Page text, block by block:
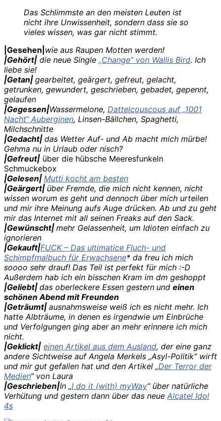
Das Schlimmste an den meisten Leuten ist
nicht ihre Unwissenheit, sondern dass sie so
vieles wissen, was gar nicht stimmt.
|Gesehen| wie aus Raupen Motten werden!
|Gehört| die neue Single „Change“ von Wallis Bird. Ich
liebe sie!
|Getan| gearbeitet, geärgert, gefreut, gelacht,
getrunken, gewundert, geschrieben, gebadet, gepennt,
gelaufen
|Gegessen|Wassermelone, Dattelcouscous auf „1001
Nacht“ Auberginen, Linsen-Bällchen, Spaghetti,
Milchschnitte
|Gedacht| das Wetter Auf- und Ab macht mich mürbe!
Gehma nu in Urlaub oder nisch?
|Gefreut| über die hübsche Meeresfunkeln
Schmuckebox
|Gelesen| Mutti kocht am besten
|Geärgert| über Fremde, die mich nicht kennen, nicht
wissen worum es geht und dennoch über mich urteilen
und mir ihre Meinung aufs Auge drücken. Ab und zu geht
mir das Internet mit all seinen Freaks auf den Sack.
|Gewünscht| mehr Gelassenheit, um Idioten einfach zu
ignorieren
|Gekauft|FUCK – Das ultimatice Fluch- und
Schimpfmalbuch für Erwachsene* da freu ich mich
soooo sehr drauf! Das Teil ist perfekt für mich :-D
Außerdem hab ich ein bisschen Kram im dm geshoppt
|Geliebt| das oberleckere Essen gestern und einen
schönen Abend mit Freunden
|Geträumt| ausnahmsweise weiß ich es nicht mehr. Ich
hatte Albträume, in denen es irgendwie um Einbrüche
und Verfolgungen ging aber an mehr erinnere ich mich
nicht.
|Geklickt| einen Artikel aus dem Ausland, der eine ganz
andere Sichtweise auf Angela Merkels „Asyl-Politik“ wirft
und mir gut gefallen hat und den Artikel „Der Terror der
Medien“ von Laura
|Geschrieben|In „I do it (with) myWay“ über natürliche
Verhütung und gestern dann über das neue Alcatel Idol
4s